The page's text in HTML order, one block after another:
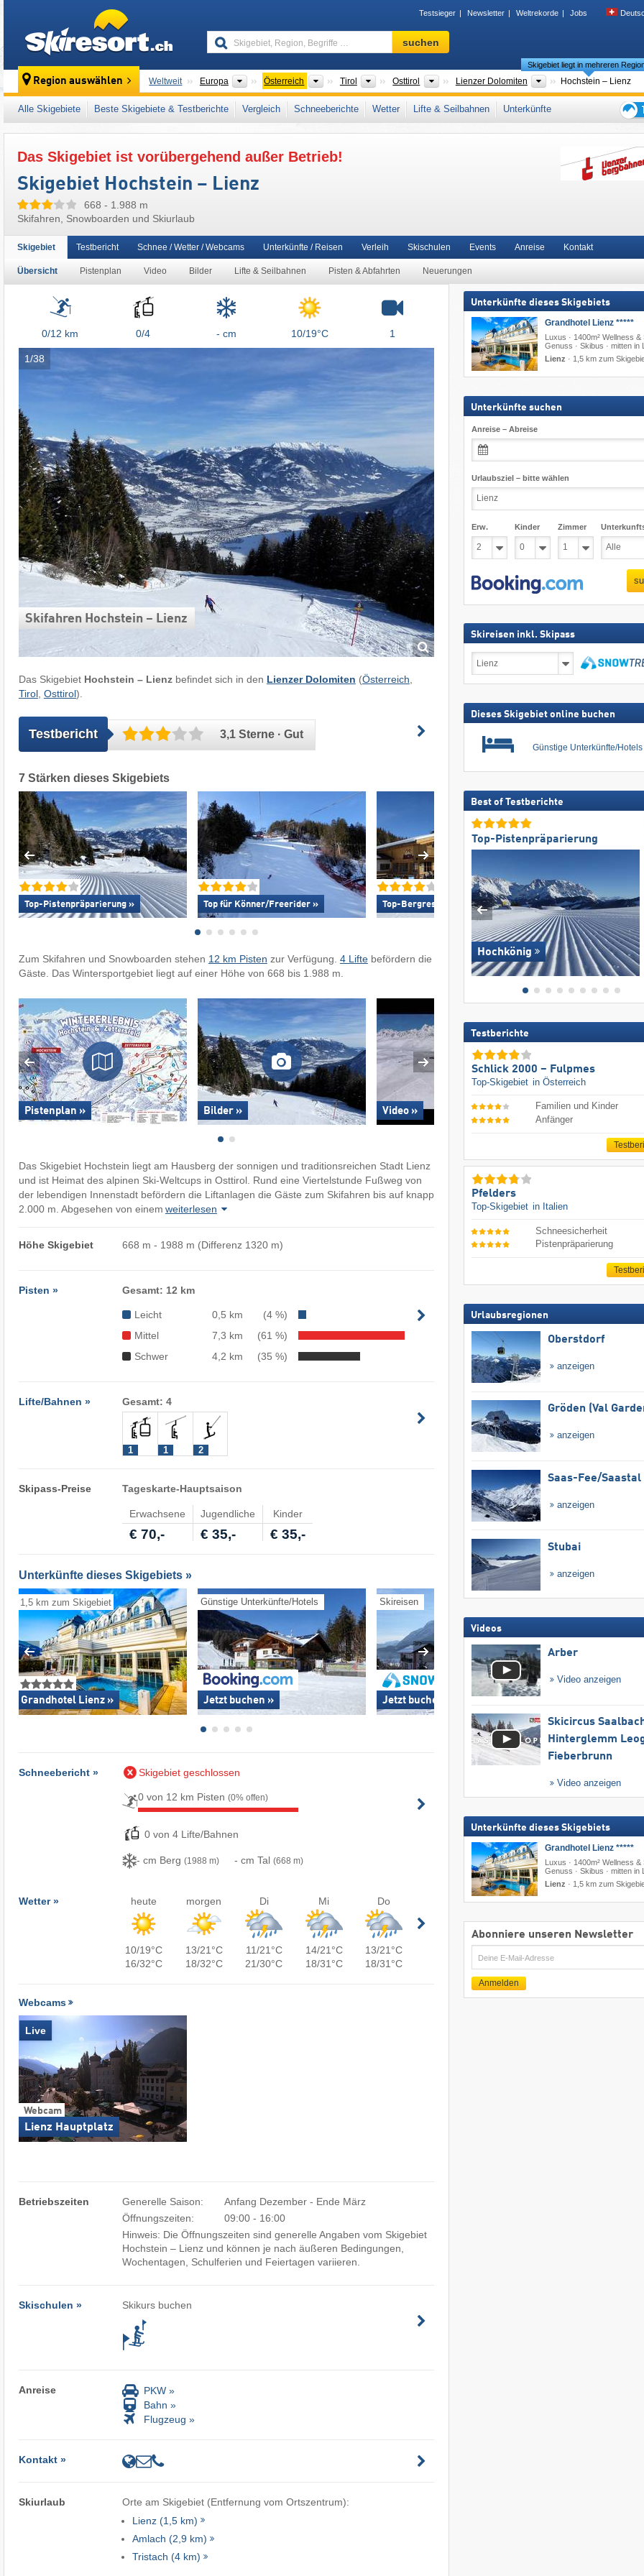
Testsieger Newsletter Weltrekorde Jobs
Skigebiet,
Region,
…
suchen
Region auswählen Weltweit Europa Kontinente
Österreich Länder
Tirol Bundesländer
Osttirol Tourismusregionen
Lienzer Dolomiten Tourismusregionen
Skigebiet liegt in mehreren
Hochstein – Lienz
Dieses Skigebiet liegt auch in: Villgratner Berge Lienz Snow Card Tirol Tiroler Alpen Zentrale Ostalpen Westösterreich,
, Alpen Mitteleuropa
Alle Skigebiete Beste Skigebiete & Testberichte Vergleich Schneeberichte Wetter Lifte & Seilbahnen
Unterkünfte
den
Das Skigebiet ist vorübergehend außer Betrieb!
Skigebiet Hochstein – Lienz
668 - 1.988 m
Skifahren, Snowboarden und Skiurlaub
Skigebiet
Übersicht Pistenplan Video Bilder Lifte & Seilbahnen Pisten & Abfahrten Neuerungen
Testbericht Schnee / Wetter / Webcams Unterkünfte / Reisen Verleih Skischulen Events Anreise Kontakt
0/12 km
Lifte/Bahnen
0/4 - cm 10/19°C 1
1/38
Skifahren Hochstein – Lienz
Das Skigebiet Hochstein – Lienzbefindet sich in den Lienzer Dolomiten (Österreich
Tirol, Osttirol).
Testbericht 3,1 Sterne · Gut
7 Stärken dieses Skigebiets
Top-Pistenpräparierung » Top für Könner/Freerider » Top-Bergrestaurants/Hütten » Top-
Zum Skifahren und Snowboarden stehen 12 km Pisten zur Verfügung. 4 Liftebefördern die
Gäste. Das Wintersportgebiet liegt auf einer Höhe von 668 bis 1.988 m.
Pistenplan » Bilder » Video »
Das Skigebiet Hochstein liegt am Hausberg der sonnigen und traditionsreichen Stadt Lienz
und ist Heimat des alpinen Ski-Weltcups in Osttirol. Rund eine Viertelstunde Fußweg von
der lebendigen Innenstadt befördern die Liftanlagen die Gäste zum Skifahren bis auf knapp
2.000 m. Abgesehen von einem weiterlesen
Höhe Skigebiet 668 m - 1988 m (Differenz 1320 m)
Pisten » Gesamt: 12 km
Leicht 0,5 km
(4 %)
Mittel
7,3 km
(61 %)
Schwer
4,2 km (35 %)
Lifte/Bahnen » Gesamt: 4
1 1 2
Skipass-Preise Tageskarte-Hauptsaison
Erwachsene Jugendliche Kinder
€ 70,- € 35,- € 35,-
Unterkünfte dieses Skigebiets »
1,5 km zum Skigebiet
Grandhotel Lienz »
Günstige Unterkünfte/Hotels
Jetzt buchen »
Skireisen
Jetzt buchen »
Ferienwohnungen
Schneebericht » Skigebiet geschlossen
0 von 12 km Pisten(0% offen)
0 von 4 Lifte/Bahnen
- cm Berg(1988 m) - cm Tal(668 m)
Wetter » heute
10/19°C
16/32°C
morgen
13/21°C
18/32°C
Di
11/21°C
21/30°C
Mi
14/21°C
18/31°C
Do
13/21°C
18/31°C
Webcams
Webcam
Lienz Hauptplatz
Live
Betriebszeiten Generelle Saison:
Anfang Dezember - Ende März
Öffnungszeiten:
09:00 - 16:00
Hinweis: Die Öffnungszeiten sind generelle Angaben vom Skigebiet
Hochstein – Lienz und können je nach äußeren Bedingungen,
Wochentagen, Schulferien und Feiertagen variieren.
Skischulen » Skikurs buchen
Anreise
PKW »
Bahn »
Flugzeug »
Kontakt »
Skiurlaub
Orte am Skigebiet (Entfernung vom Ortszentrum):
Lienz (1,5 km)
Amlach (2,9 km)
Tristach (4 km)
Unterkünfte dieses Skigebiets
Grandhotel Lienz *****
Luxus · 1400m² Wellness &
Genuss · Skibus · mitten in
Lienz · 1,5 km zum
Unterkünfte suchen
Anreise – Abreise
Urlaubsziel – bitte wählen
Erw. Kinder Zimmer
Skireisen inkl. Skipass
inkl.
Dieses Skigebiet online buchen
Günstige Unterkünfte/Hotels
Best of Testberichte
Top-Pistenpräparierung
Hochkönig
Testberichte
Schlick 2000 – Fulpmes
Top-Skigebiet in Österreich
Familien und Kinder
Anfänger
Pfelders
Top-Skigebiet in Italien
Schneesicherheit
Pistenpräparierung
Urlaubsregionen
Oberstdorf
anzeigen
Gröden (Val
anzeigen
Saas-Fee/​Saastal
anzeigen
Stubai
anzeigen
Videos
Arber
Video anzeigen
Skicircus
Hinterglemm
Fieberbrunn
Video anzeigen
Unterkünfte dieses Skigebiets
Grandhotel Lienz *****
Luxus · 1400m² Wellness &
Genuss · Skibus · mitten in
Lienz · 1,5 km zum
Abonniere unseren Newsletter
E-
Mail
Anmelden